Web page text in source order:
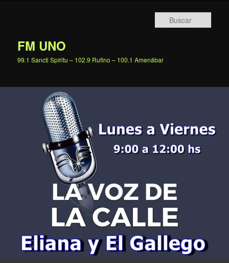
FM UNO
99.1 Sancti Spíritu – 102.9 Rufino – 100.1 Amenábar